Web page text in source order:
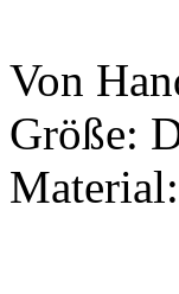
Von
Größe: